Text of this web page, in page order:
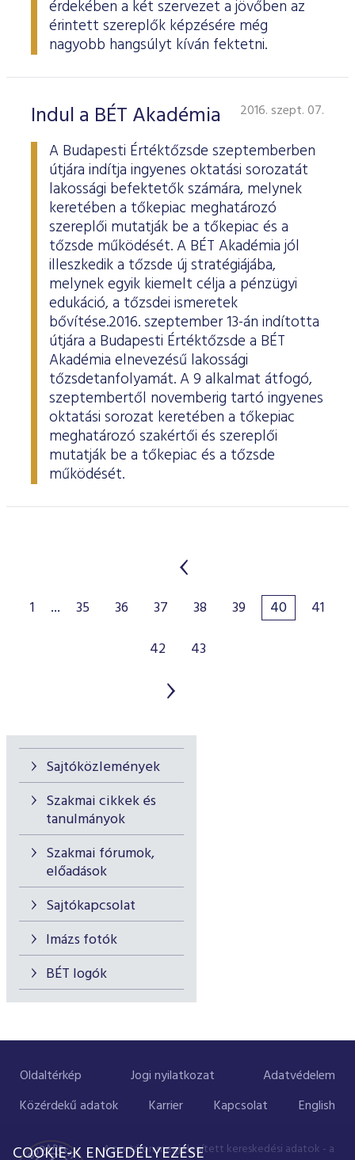
Sajtóközlemények
Szakmai cikkek és
tanulmányok
Szakmai fórumok,
előadások
Sajtókapcsolat
Imázs fotók
BÉT logók
érdekében a két szervezet a jövőben az
érintett szereplők képzésére még
nagyobb hangsúlyt kíván fektetni.
Indul a BÉT Akadémia 2016. szept. 07.
A Budapesti Értéktőzsde szeptemberben
útjára indítja ingyenes oktatási sorozatát
lakossági befektetők számára, melynek
keretében a tőkepiac meghatározó
szereplői mutatják be a tőkepiac és a
tőzsde működését. A BÉT Akadémia jól
illeszkedik a tőzsde új stratégiájába,
melynek egyik kiemelt célja a pénzügyi
edukáció, a tőzsdei ismeretek
bővítése.2016. szeptember 13-án indította
útjára a Budapesti Értéktőzsde a BÉT
Akadémia elnevezésű lakossági
tőzsdetanfolyamát. A 9 alkalmat átfogó,
szeptembertől novemberig tartó ingyenes
oktatási sorozat keretében a tőkepiac
meghatározó szakértői és szereplői
mutatják be a tőkepiac és a tőzsde
működését.
1 ... 35 36 37 38 39 40
41
42
43
Oldaltérkép Jogi nyilatkozat
Adatvédelem
Közérdekű adatok
Karrier Kapcsolat English
A portálon megjelenített kereskedési adatok - a
COOKIE-K ENGEDÉLYEZÉSE